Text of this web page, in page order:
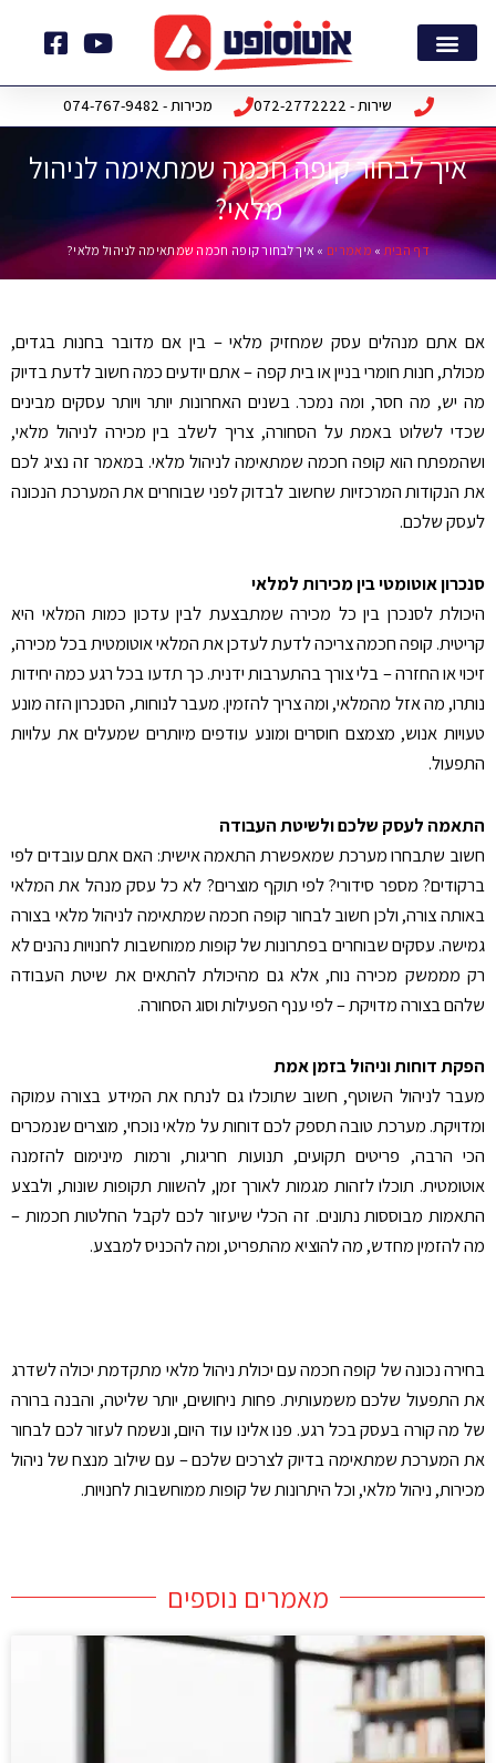
שירות - 072-2772222 מכירות - 074-767-9482
איך לבחור קופה חכמה שמתאימה לניהול
מלאי?
דף הבית » מאמרים » איך לבחור קופה חכמה שמתאימה לניהול מלאי?
אם אתם מנהלים עסק שמחזיק מלאי – בין אם מדובר בחנות בגדים,
מכולת, חנות חומרי בניין או בית קפה – אתם יודעים כמה חשוב לדעת בדיוק
מה יש, מה חסר, ומה נמכר. בשנים האחרונות יותר ויותר עסקים מבינים
שכדי לשלוט באמת על הסחורה, צריך לשלב בין מכירה לניהול מלאי,
ושהמפתח הוא קופה חכמה שמתאימה לניהול מלאי. במאמר זה נציג לכם
את הנקודות המרכזיות שחשוב לבדוק לפני שבוחרים את המערכת הנכונה
לעסק שלכם.
סנכרון אוטומטי בין מכירות למלאי
היכולת לסנכרן בין כל מכירה שמתבצעת לבין עדכון כמות המלאי היא
קריטית. קופה חכמה צריכה לדעת לעדכן את המלאי אוטומטית בכל מכירה,
זיכוי או החזרה – בלי צורך בהתערבות ידנית. כך תדעו בכל רגע כמה יחידות
נותרו, מה אזל מהמלאי, ומה צריך להזמין. מעבר לנוחות, הסנכרון הזה מונע
טעויות אנוש, מצמצם חוסרים ומונע עודפים מיותרים שמעלים את עלויות
התפעול.
התאמה לעסק שלכם ולשיטת העבודה
חשוב שתבחרו מערכת שמאפשרת התאמה אישית: האם אתם עובדים לפי
ברקודים? מספר סידורי? לפי תוקף מוצרים? לא כל עסק מנהל את המלאי
באותה צורה, ולכן חשוב לבחור קופה חכמה שמתאימה לניהול מלאי בצורה
גמישה. עסקים שבוחרים בפתרונות של קופות ממוחשבות לחנויות נהנים לא
רק מממשק מכירה נוח, אלא גם מהיכולת להתאים את שיטת העבודה
שלהם בצורה מדויקת – לפי ענף הפעילות וסוג הסחורה.
הפקת דוחות וניהול בזמן אמת
מעבר לניהול השוטף, חשוב שתוכלו גם לנתח את המידע בצורה עמוקה
ומדויקת. מערכת טובה תספק לכם דוחות על מלאי נוכחי, מוצרים שנמכרים
הכי הרבה, פריטים תקועים, תנועות חריגות, ורמות מינימום להזמנה
אוטומטית. תוכלו לזהות מגמות לאורך זמן, להשוות תקופות שונות, ולבצע
התאמות מבוססות נתונים. זה הכלי שיעזור לכם לקבל החלטות חכמות –
מה להזמין מחדש, מה להוציא מהתפריט, ומה להכניס למבצע.
בחירה נכונה של קופה חכמה עם יכולת ניהול מלאי מתקדמת יכולה לשדרג
את התפעול שלכם משמעותית. פחות ניחושים, יותר שליטה, והבנה ברורה
של מה קורה בעסק בכל רגע. פנו אלינו עוד היום, ונשמח לעזור לכם לבחור
את המערכת שמתאימה בדיוק לצרכים שלכם – עם שילוב מנצח של ניהול
מכירות, ניהול מלאי, וכל היתרונות של קופות ממוחשבות לחנויות.
מאמרים נוספים